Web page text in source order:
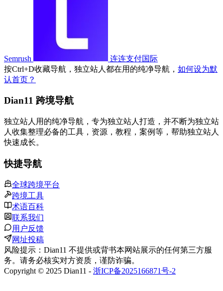
Semrush
连连支付国际
按Ctrl+D收藏导航，独立站人都在用的纯净导航， 如何设为默
认首页？
Dian11 跨境导航
独立站人用的纯净导航，专为独立站人打造，并不断为独立站
人收集整理必备的工具，资源，教程，案例等，帮助独立站人
快速成长。
快捷导航
全球跨境平台
跨境工具
术语百科
联系我们
用户反馈
网址投稿
风险提示：Dian11 不提供或背书本网站展示的任何第三方服
务。请务必核实对方资质，谨防诈骗。
Copyright © 2025 Dian11 - 浙ICP备2025166871号-2